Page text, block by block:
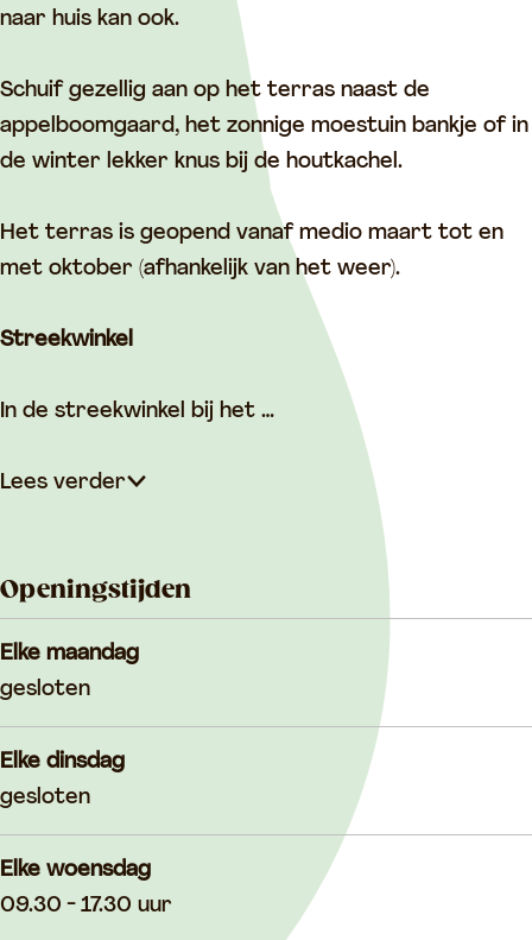
naar huis kan ook.
Schuif gezellig aan op het terras naast de
appelboomgaard, het zonnige moestuin bankje of in
de winter lekker knus bij de houtkachel.
Het terras is geopend vanaf medio maart tot en
met oktober (afhankelijk van het weer).
Streekwinkel
In de streekwinkel bij het …
Lees verder
P
r
a
d
j
s
s
a
r
a
i
j
d
P
a
r
d
i
s
a
a
d
i
s
Openingstijden
Elke maandag
gesloten
Elke dinsdag
gesloten
Elke woensdag
09.30 - 17.30 uur